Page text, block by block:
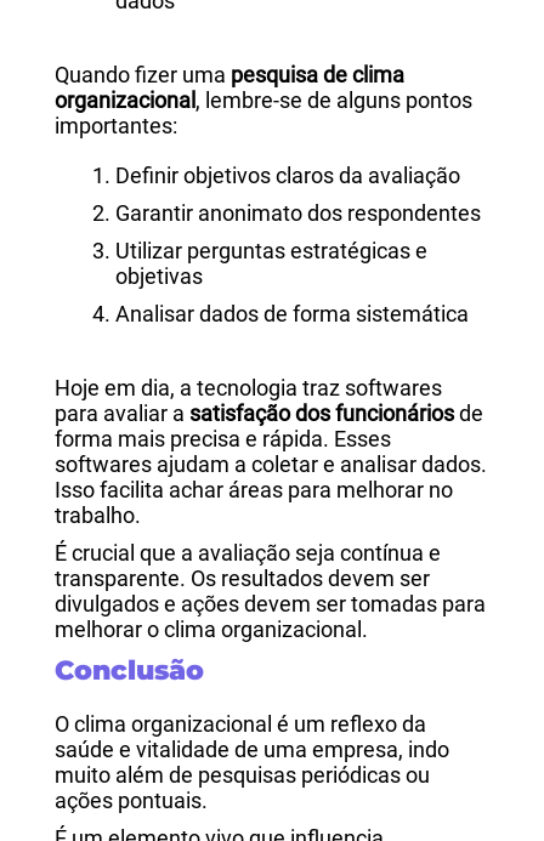
Quando fizer uma pesquisa de clima
organizacional, lembre-se de alguns pontos
importantes:
Definir objetivos claros da avaliação
Garantir anonimato dos respondentes
Utilizar perguntas estratégicas e
objetivas
Analisar dados de forma sistemática
Hoje em dia, a tecnologia traz softwares
para avaliar a satisfação dos funcionáriosde
forma mais precisa e rápida. Esses
softwares ajudam a coletar e analisar dados.
Isso facilita achar áreas para melhorar no
trabalho.
É crucial que a avaliação seja contínua e
transparente. Os resultados devem ser
divulgados e ações devem ser tomadas para
melhorar o clima organizacional.
Conclusão
O clima organizacional é um reflexo da
saúde e vitalidade de uma empresa, indo
muito além de pesquisas periódicas ou
ações pontuais.